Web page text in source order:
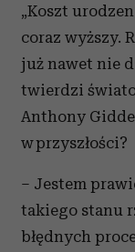
„Koszt
coraz wyższy.
już nawet nie
twierdzi
Anthony
w przyszłości?
– Jestem
takiego stanu
błędnych